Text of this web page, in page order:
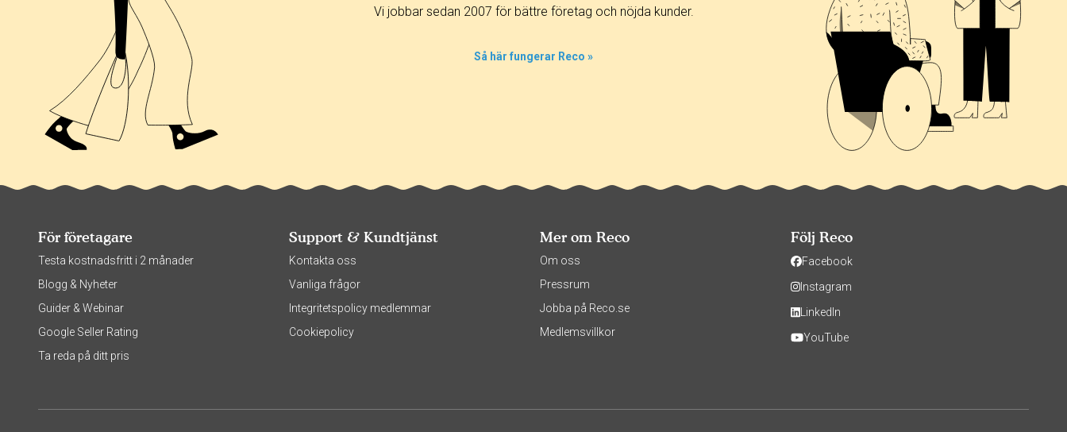
Vi jobbar sedan 2007 för bättre företag och nöjda kunder.
Så här fungerar Reco »
För företagare
Testa kostnadsfritt i 2 månader
Blogg & Nyheter
Guider & Webinar
Google Seller Rating
Ta reda på ditt pris
Support & Kundtjänst
Kontakta oss
Vanliga frågor
Integritetspolicy medlemmar
Cookiepolicy
Mer om Reco
Om oss
Pressrum
Jobba på Reco.se
Medlemsvillkor
Följ Reco
Facebook
Instagram
LinkedIn
YouTube